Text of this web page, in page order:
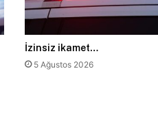
İzinsiz ikamet…
5 Ağustos 2026